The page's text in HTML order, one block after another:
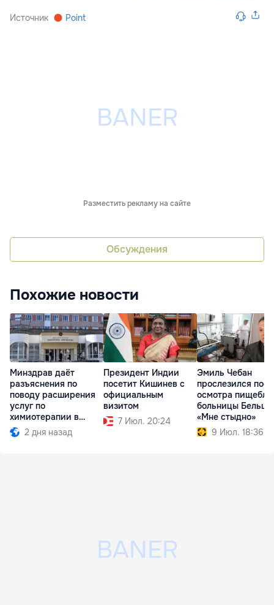
Источник Point
Разместить рекламу на сайте
Обсуждения
Похожие новости
Минздрав даёт
разъяснения по
поводу расширения
услуг по
химиотерапии в
районах
2 дня назад
Президент Индии
посетит Кишинев с
официальным
визитом
7 Июл. 20:24
Эмиль Чебан
прослезился
осмотра
больницы Бельц:
«Мне стыдно»
9 Июл. 18:36